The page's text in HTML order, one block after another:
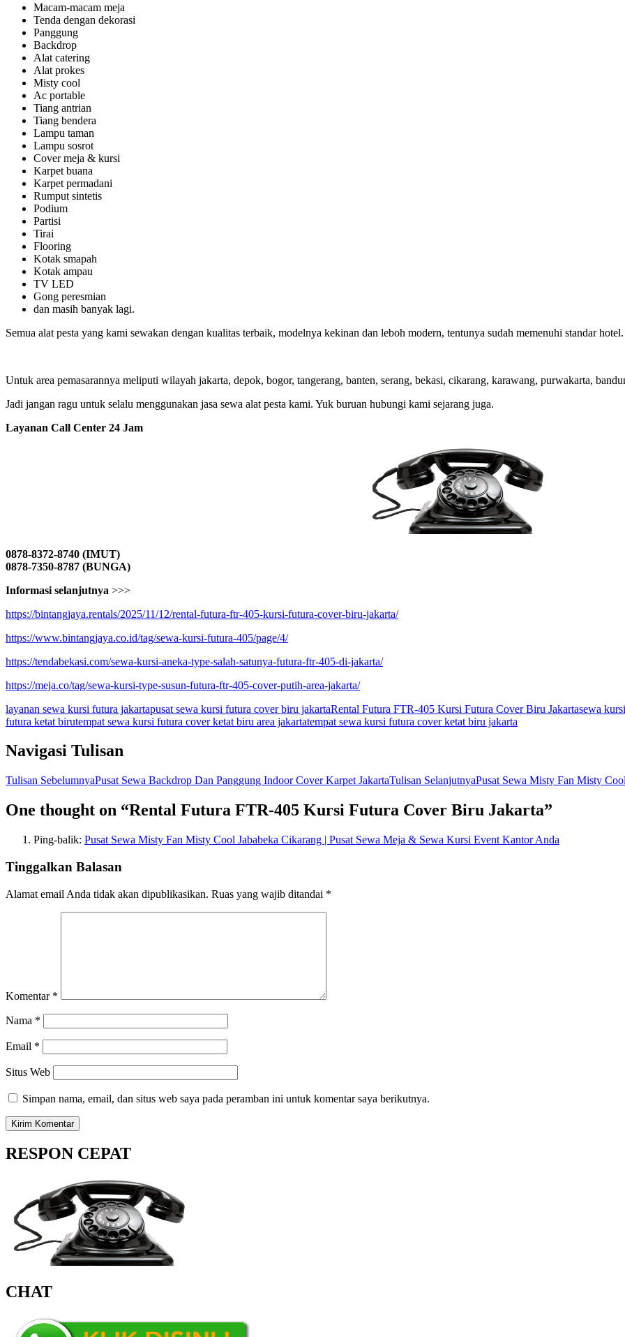
Macam-macam meja
Tenda dengan dekorasi
Panggung
Backdrop
Alat catering
Alat prokes
Misty cool
Ac portable
Tiang antrian
Tiang bendera
Lampu taman
Lampu sosrot
Cover meja & kursi
Karpet buana
Karpet permadani
Rumput sintetis
Podium
Partisi
Tirai
Flooring
Kotak smapah
Kotak ampau
TV LED
Gong peresmian
dan masih banyak lagi.
Semua alat pesta yang kami sewakan dengan kualitas terbaik, modelnya kekinan dan leboh modern, tentunya sudah memenuhi standar hotel.
Untuk area pemasarannya meliputi wilayah jakarta, depok, bogor, tangerang, banten, serang, bekasi, cikarang, karawang, purwakarta,
Jadi jangan ragu untuk selalu menggunakan jasa sewa alat pesta kami. Yuk buruan hubungi kami sejarang juga.
Layanan Call Center 24 Jam
0878-8372-8740 (IMUT)
0878-7350-8787 (BUNGA)
Informasi selanjutnya >>>
https://bintangjaya.rentals/2025/11/12/rental-futura-ftr-405-kursi-futura-cover-biru-jakarta/
https://www.bintangjaya.co.id/tag/sewa-kursi-futura-405/page/4/
https://tendabekasi.com/sewa-kursi-aneka-type-salah-satunya-futura-ftr-405-di-jakarta/
https://meja.co/tag/sewa-kursi-type-susun-futura-ftr-405-cover-putih-area-jakarta/
layanan sewa kursi futura jakartapusat sewa kursi futura cover biru jakartaRental Futura FTR-405 Kursi Futura Cover Biru Jakartasewa
futura ketat birutempat sewa kursi futura cover ketat biru area jakartatempat sewa kursi futura cover ketat biru jakarta
Navigasi Tulisan
Tulisan SebelumnyaPusat Sewa Backdrop Dan Panggung Indoor Cover Karpet JakartaTulisan SelanjutnyaPusat Sewa Misty Fan Misty
One thought on “Rental Futura FTR-405 Kursi Futura Cover Biru Jakarta”
Ping-balik: Pusat Sewa Misty Fan Misty Cool Jababeka Cikarang | Pusat Sewa Meja & Sewa Kursi Event Kantor Anda
Tinggalkan Balasan
Alamat email Anda tidak akan dipublikasikan. Ruas yang wajib ditandai *
Komentar *
Nama *
Email *
Situs Web
Simpan nama, email, dan situs web saya pada peramban ini untuk komentar saya berikutnya.
RESPON CEPAT
CHAT